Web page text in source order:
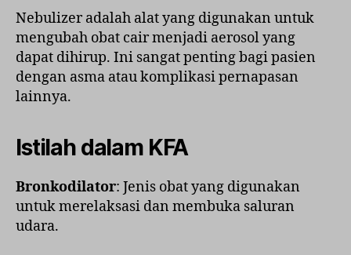
Nebulizer adalah alat yang digunakan untuk
mengubah obat cair menjadi aerosol yang
dapat dihirup. Ini sangat penting bagi pasien
dengan asma atau komplikasi pernapasan
lainnya.
Istilah dalam KFA
Bronkodilator: Jenis obat yang digunakan
untuk merelaksasi dan membuka saluran
udara.